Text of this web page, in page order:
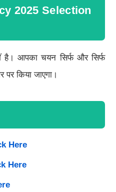
2025 Selection
है। आपका चयन सिर्फ और सिर्फ
किया जाएगा।
Here
Here